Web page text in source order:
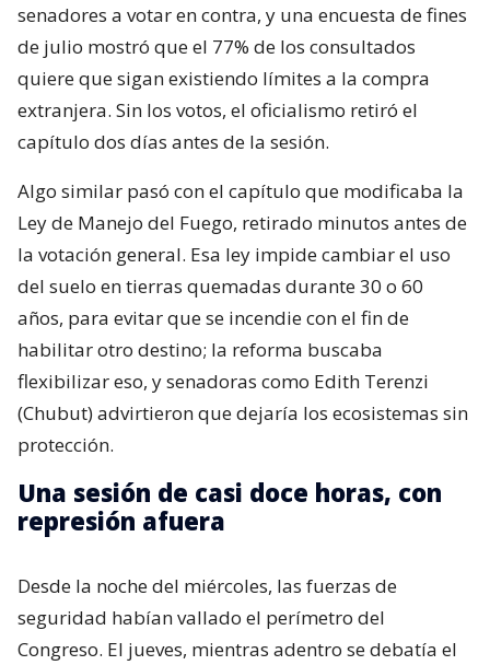
senadores a votar en contra, y una encuesta de fines
de julio mostró que el 77% de los consultados
quiere que sigan existiendo límites a la compra
extranjera. Sin los votos, el oficialismo retiró el
capítulo dos días antes de la sesión.
Algo similar pasó con el capítulo que modificaba la
Ley de Manejo del Fuego, retirado minutos antes de
la votación general. Esa ley impide cambiar el uso
del suelo en tierras quemadas durante 30 o 60
años, para evitar que se incendie con el fin de
habilitar otro destino; la reforma buscaba
flexibilizar eso, y senadoras como Edith Terenzi
(Chubut) advirtieron que dejaría los ecosistemas sin
protección.
Una sesión de casi doce horas, con
represión afuera
Desde la noche del miércoles, las fuerzas de
seguridad habían vallado el perímetro del
Congreso. El jueves, mientras adentro se debatía el